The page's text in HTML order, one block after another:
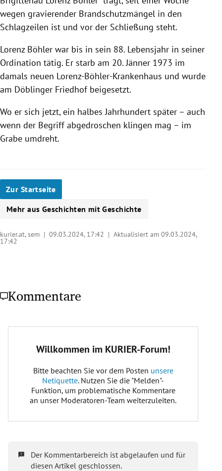
wegen gravierender Brandschutzmängel in den
Schlagzeilen ist und vor der Schließung steht.
Lorenz Böhler war bis in sein 88. Lebensjahr in seiner
Ordination tätig. Er starb am 20. Jänner 1973 im
damals neuen Lorenz-Böhler-Krankenhaus und wurde
am Döblinger Friedhof beigesetzt.
Wo er sich jetzt, ein halbes Jahrhundert später – auch
wenn der Begriff abgedroschen klingen mag – im
Grabe umdreht.
Zur Startseite
Mehr aus Geschichten mit Geschichte
kurier.at, sem | 09.03.2024, 17:42 | Aktualisiert am 09.03.2024,
17:42
Kommentare